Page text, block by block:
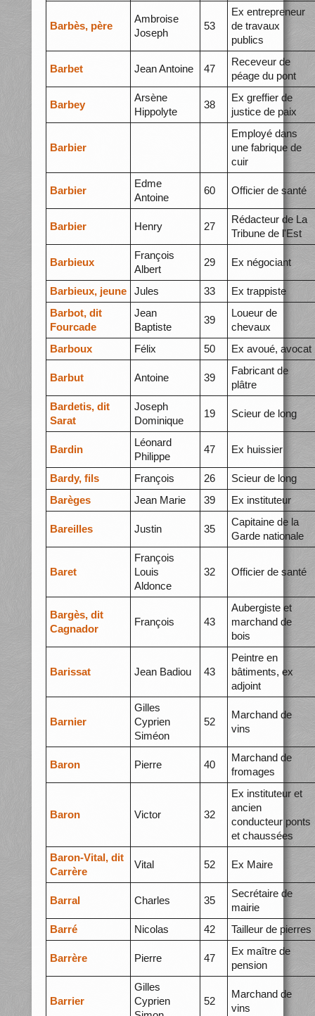
Barbès, père
Ambroise
Joseph
53
Ex entrepreneur
de travaux
publics
Barbet Jean Antoine 47
Receveur de
péage du pont
Barbey
Arsène
Hippolyte
38
Ex greffier de
justice de paix
Barbier
Employé dans
une fabrique de
cuir
Barbier
Edme
Antoine
60 Officier de santé
Barbier Henry 27
Rédacteur de La
Tribune de l'Est
Barbieux
François
Albert
29 Ex négociant
Barbieux, jeune Jules 33
Ex trappiste
Barbot, dit
Fourcade
Jean
Baptiste
39
Loueur de
chevaux
Barboux
Félix 50 Ex avoué, avocat
Barbut Antoine 39
Fabricant de
plâtre
Bardetis, dit
Sarat
Joseph
Dominique
19 Scieur de long
Bardin
Léonard
Philippe
47 Ex huissier
Bardy, fils François 26
Scieur de long
Barèges
Jean Marie 39 Ex instituteur
Bareilles Justin 35
Capitaine de la
Garde nationale
Baret
François
Louis
Aldonce
32 Officier de santé
Bargès, dit
Cagnador
François 43
Aubergiste et
marchand de
bois
Barissat Jean Badiou 43
Peintre en
bâtiments, ex
adjoint
Barnier
Gilles
Cyprien
Siméon
52
Marchand de
vins
Baron Pierre 40
Marchand de
fromages
Baron Victor 32
Ex instituteur et
ancien
conducteur ponts
et chaussées
Baron-Vital, dit
Carrère
Vital 52 Ex Maire
Barral Charles 35
Secrétaire de
mairie
Barré
Nicolas 42 Tailleur de pierres
Barrère Pierre 47
Ex maître de
pension
Barrier
Gilles
Cyprien
52
Marchand de
vins